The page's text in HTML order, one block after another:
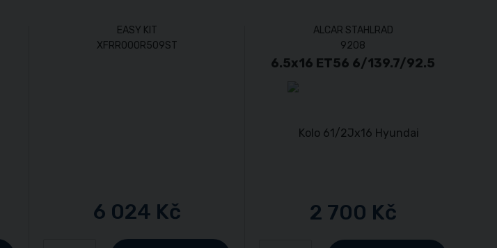
EASY KIT
XFRR000R509ST
6 024 Kč
ALCAR STAHLRAD
9208
6.5x16 ET56 6/139.7/92.5
2 700 Kč